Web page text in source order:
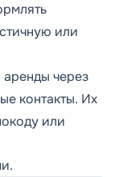
или
аренды через
контакты. Их
или